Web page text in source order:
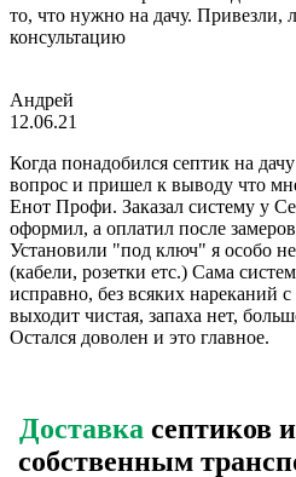
то, что нужно на дачу. Привезли,
консультацию
Андрей
12.06.21
Когда понадобился септик на
вопрос и пришел к выводу что
Енот Профи. Заказал систему у
оформил, а оплатил после
Установили "под ключ" я особо
(кабели, розетки етс.) Сама
исправно, без всяких нареканий
выходит чистая, запаха нет,
Остался доволен и это главное.
Доставка септиков
собственным